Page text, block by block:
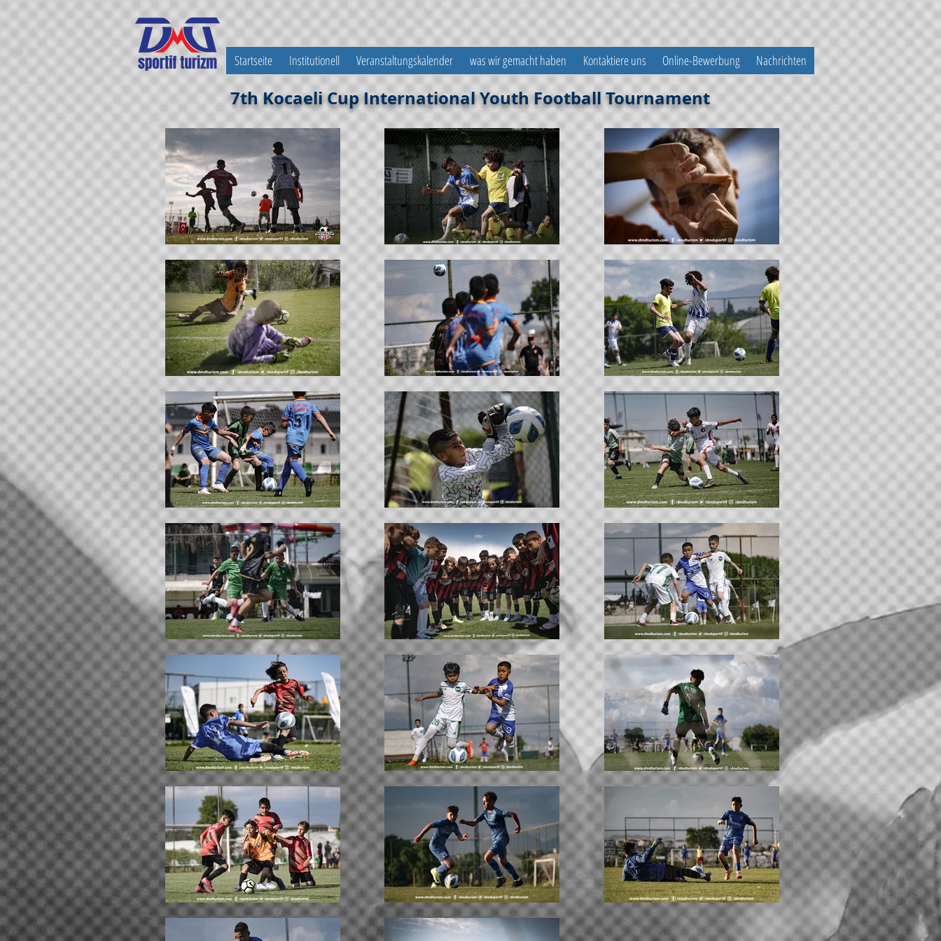
Startseite Institutionell Veranstaltungskalender was wir gemacht haben Kontaktiere uns Online-Bewerbung Nachrichten
7th Kocaeli Cup International Youth Football Tournament